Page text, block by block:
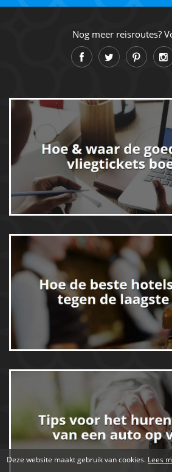
Nog meer reisroutes?
Deze website maakt gebruik van cookies. Lees